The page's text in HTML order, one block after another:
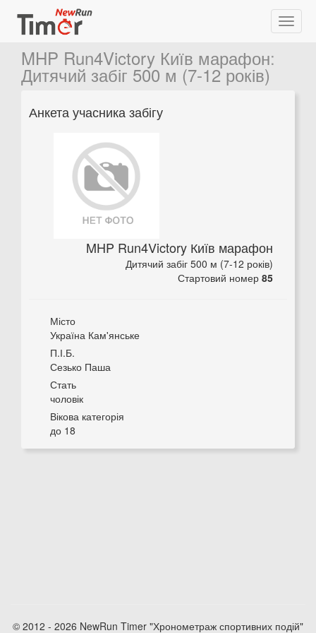
MHP Run4Victory Київ марафон:
Дитячий забіг 500 м (7-12 років)
Анкета учасника забігу
MHP Run4Victory Київ марафон
Дитячий забіг 500 м (7-12 років)
Стартовий номер 85
Місто
Україна Кам'янське
П.І.Б.
Сезько Паша
Стать
чоловік
Вікова категорія
до 18
© 2012 - 2026 NewRun Timer "Хронометраж спортивних подій"